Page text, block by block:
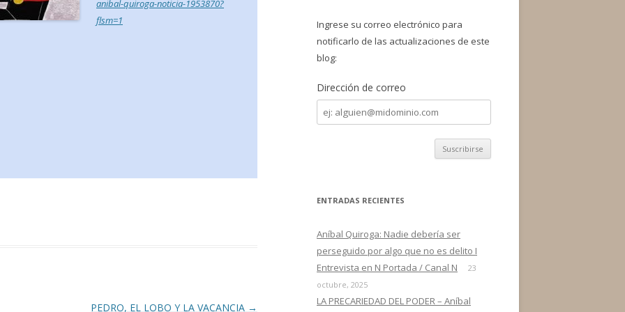
anibal-quiroga-noticia-1953870?
flsm=1
PEDRO, EL LOBO Y LA VACANCIA →
rIngrese su correo electrónico para
notificarlo de las actualizaciones de este
blog:
Dirección de correo
Dirección
de
correo
ENTRADAS RECIENTES
Aníbal Quiroga: Nadie debería ser
perseguido por algo que no es delito I
Entrevista en N Portada / Canal N
23
octubre, 2025
LA PRECARIEDAD DEL PODER – Aníbal